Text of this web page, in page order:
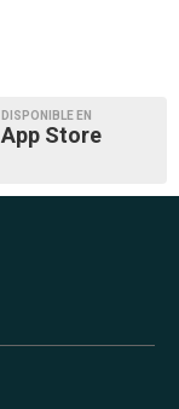
DISPONIBLE EN
App Store